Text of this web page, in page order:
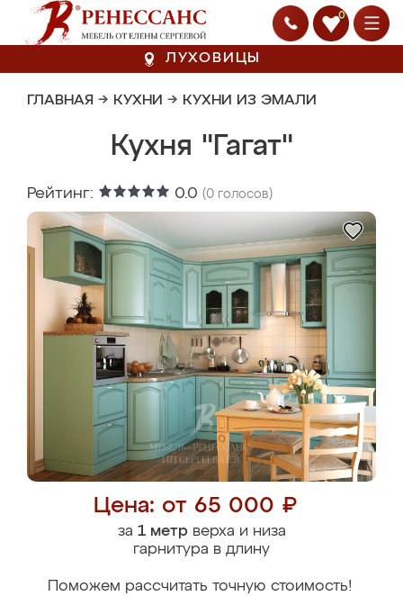
0
ЛУХОВИЦЫ
ГЛАВНАЯ → КУХНИ → КУХНИ ИЗ ЭМАЛИ
Кухня "Гагат"
Рейтинг: 0.0 (0 голосов)
Цена: от 65 000 ₽
за 1 метрверха и низа
гарнитура в длину
Поможем рассчитать точную стоимость!